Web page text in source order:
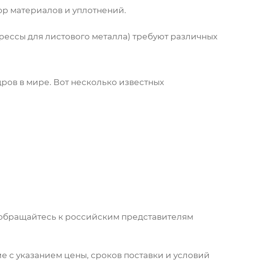
материалов и уплотнений.
для листового металла) требуют различных
в мире. Вот несколько известных
к российским представителям
с указанием цены, сроков поставки и условий